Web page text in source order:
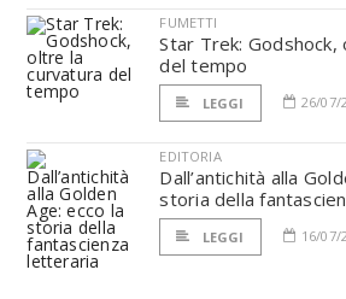
FUMETTI
Star Trek:
del tempo
LEGGI 26/07/
EDITORIA
Dall’antichità alla
storia della
LEGGI 16/07/